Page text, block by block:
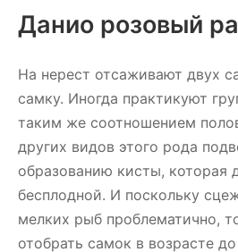
Данио розовый
На нерест отсаживают двух
самку. Иногда практикуют
таким же соотношением
других видов этого рода
образованию кисты, которая
бесплодной. И поскольку
мелких рыб проблематично,
отобрать самок в возрасте